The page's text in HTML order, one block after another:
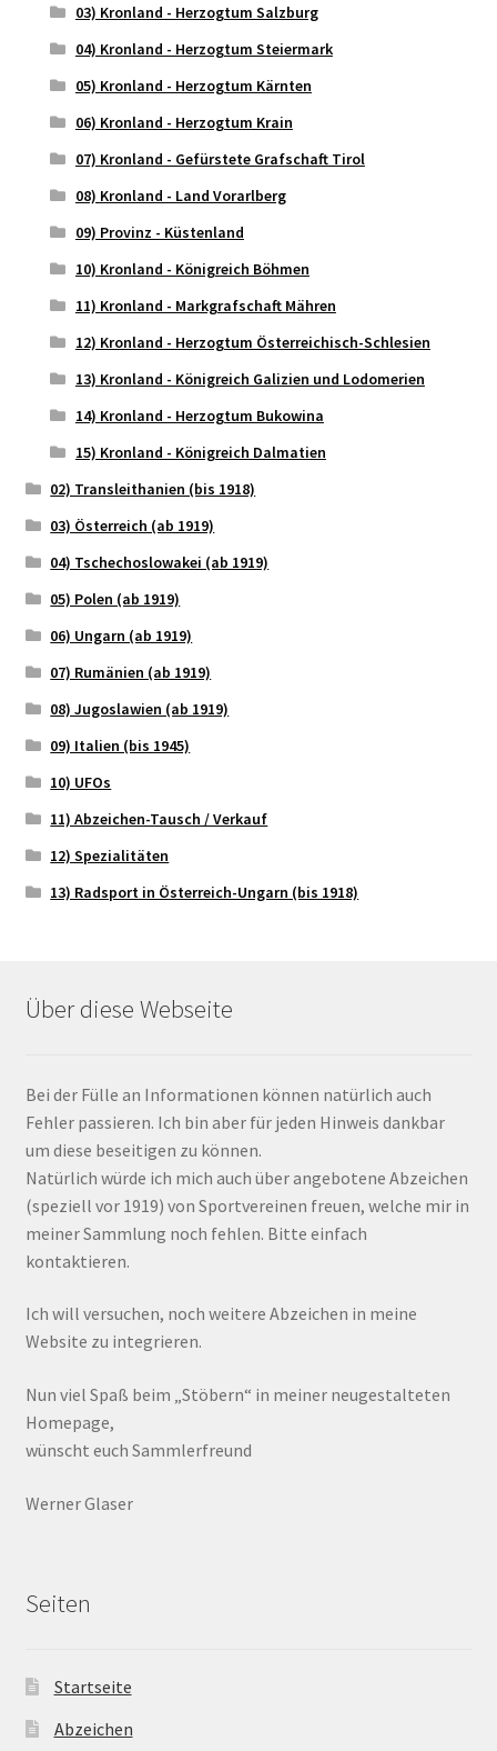
03) Kronland - Herzogtum Salzburg
04) Kronland - Herzogtum Steiermark
05) Kronland - Herzogtum Kärnten
06) Kronland - Herzogtum Krain
07) Kronland - Gefürstete Grafschaft Tirol
08) Kronland - Land Vorarlberg
09) Provinz - Küstenland
10) Kronland - Königreich Böhmen
11) Kronland - Markgrafschaft Mähren
12) Kronland - Herzogtum Österreichisch-Schlesien
13) Kronland - Königreich Galizien und Lodomerien
14) Kronland - Herzogtum Bukowina
15) Kronland - Königreich Dalmatien
02) Transleithanien (bis 1918)
03) Österreich (ab 1919)
04) Tschechoslowakei (ab 1919)
05) Polen (ab 1919)
06) Ungarn (ab 1919)
07) Rumänien (ab 1919)
08) Jugoslawien (ab 1919)
09) Italien (bis 1945)
10) UFOs
11) Abzeichen-Tausch / Verkauf
12) Spezialitäten
13) Radsport in Österreich-Ungarn (bis 1918)
Über diese Webseite
Bei der Fülle an Informationen können natürlich auch
Fehler passieren. Ich bin aber für jeden Hinweis dankbar
um diese beseitigen zu können.
Natürlich würde ich mich auch über angebotene Abzeichen
(speziell vor 1919) von Sportvereinen freuen, welche mir in
meiner Sammlung noch fehlen. Bitte einfach
kontaktieren.
Ich will versuchen, noch weitere Abzeichen in meine
Website zu integrieren.
Nun viel Spaß beim „Stöbern“ in meiner neugestalteten
Homepage,
wünscht euch Sammlerfreund
Werner Glaser
Seiten
Startseite
Abzeichen